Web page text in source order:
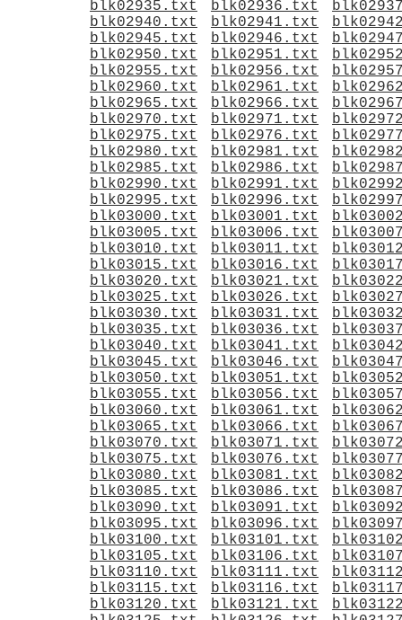
blk02935.txt
blk02936.txt
blk02940.txt
blk02941.txt
blk02945.txt
blk02946.txt
blk02950.txt
blk02951.txt
blk02955.txt
blk02956.txt
blk02960.txt
blk02961.txt
blk02965.txt
blk02966.txt
blk02970.txt
blk02971.txt
blk02975.txt
blk02976.txt
blk02980.txt
blk02981.txt
blk02985.txt
blk02986.txt
blk02990.txt
blk02991.txt
blk02995.txt
blk02996.txt
blk03000.txt
blk03001.txt
blk03005.txt
blk03006.txt
blk03010.txt
blk03011.txt
blk03015.txt
blk03016.txt
blk03020.txt
blk03021.txt
blk03025.txt
blk03026.txt
blk03030.txt
blk03031.txt
blk03035.txt
blk03036.txt
blk03040.txt
blk03041.txt
blk03045.txt
blk03046.txt
blk03050.txt
blk03051.txt
blk03055.txt
blk03056.txt
blk03060.txt
blk03061.txt
blk03065.txt
blk03066.txt
blk03070.txt
blk03071.txt
blk03075.txt
blk03076.txt
blk03080.txt
blk03081.txt
blk03085.txt
blk03086.txt
blk03090.txt
blk03091.txt
blk03095.txt
blk03096.txt
blk03100.txt
blk03101.txt
blk03105.txt
blk03106.txt
blk03110.txt
blk03111.txt
blk03115.txt
blk03116.txt
blk03120.txt
blk03121.txt